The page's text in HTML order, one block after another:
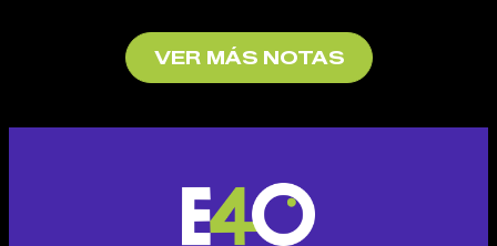
VER MÁS NOTAS